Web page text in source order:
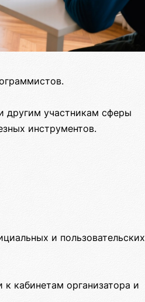
другим участникам сферы
инструментов.
и пользовательских
кабинетам организатора и